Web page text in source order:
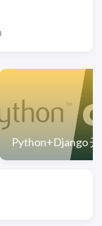
Python+Django